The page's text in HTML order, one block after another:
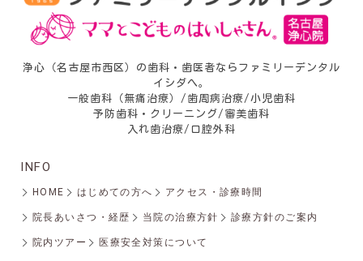
浄心（名古屋市西区）の歯科・歯医者ならファミリーデンタル
イシダへ。
一般歯科（無痛治療）/歯周病治療/小児歯科
予防歯科・クリーニング/審美歯科
入れ歯治療/口腔外科
INFO
HOME はじめての方へ アクセス・診療時間
院長あいさつ・経歴 当院の治療方針 診療方針のご案内
院内ツアー 医療安全対策について